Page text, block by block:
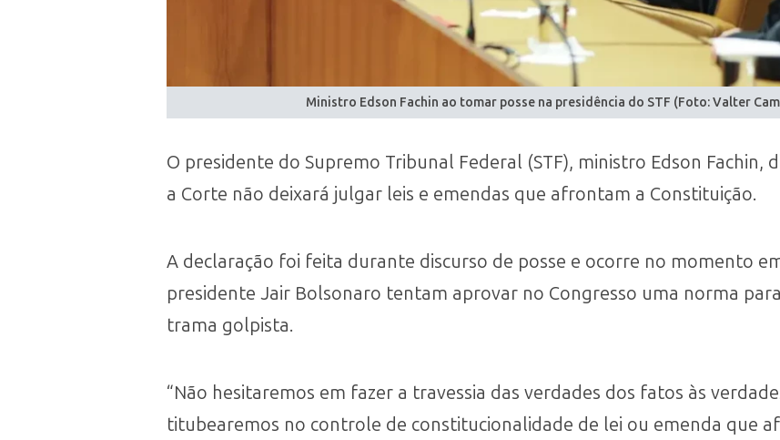
Ministro Edson Fachin ao tomar posse na presidência do STF (Foto: Valter
O presidente do Supremo Tribunal Federal (STF), ministro Edson Fachin,
a Corte não deixará julgar leis e emendas que afrontam a Constituição.
A declaração foi feita durante discurso de posse e ocorre no momento
presidente Jair Bolsonaro tentam aprovar no Congresso uma norma
trama golpista.
“Não hesitaremos em fazer a travessia das verdades dos fatos às
titubearemos no controle de constitucionalidade de lei ou emenda que